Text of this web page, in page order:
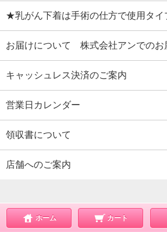
★乳がん下着は手術の仕方で使用タイ
お届けについて 株式会社アンでのお
キャッシュレス決済のご案内
営業日カレンダー
領収書について
店舗へのご案内
ホーム カート